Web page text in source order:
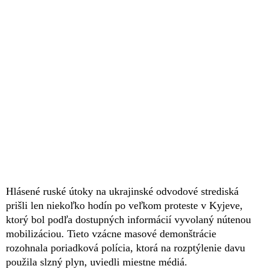
Hlásené ruské útoky na ukrajinské odvodové strediská
prišli len niekoľko hodín po veľkom proteste v Kyjeve,
ktorý bol podľa dostupných informácií vyvolaný nútenou
mobilizáciou. Tieto vzácne masové demonštrácie
rozohnala poriadková polícia, ktorá na rozptýlenie davu
použila slzný plyn, uviedli miestne médiá.